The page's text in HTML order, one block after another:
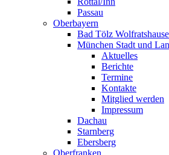
Passau
Oberbayern
Bad Tölz
München Stadt und
Aktuelles
Berichte
Termine
Kontakte
Mitglied werden
Impressum
Dachau
Starnberg
Ebersberg
Oberfranken